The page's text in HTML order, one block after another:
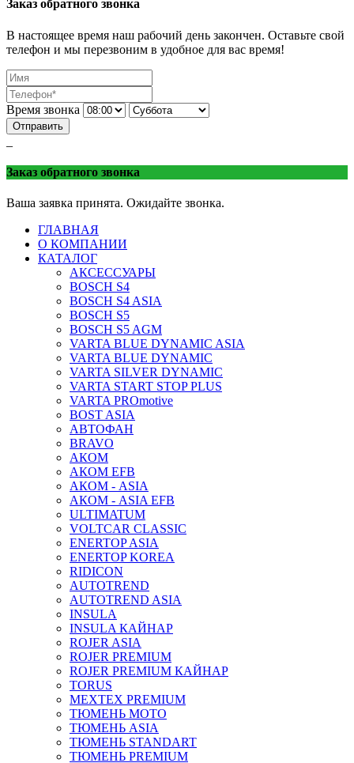
Заказ обратного звонка
В настоящее время наш рабочий день закончен. Оставьте свой
телефон и мы перезвоним в удобное для вас время!
Время звонка
Отправить
Заказ обратного звонка
Ваша заявка принята. Ожидайте звонка.
ГЛАВНАЯ
О КОМПАНИИ
КАТАЛОГ
АКСЕССУАРЫ
BOSCH S4
BOSCH S4 ASIA
BOSCH S5
BOSCH S5 AGM
VARTA BLUE DYNAMIC ASIA
VARTA BLUE DYNAMIC
VARTA SILVER DYNAMIC
VARTA START STOP PLUS
VARTA PROmotive
BOST ASIA
АВТОФАН
BRAVO
АКОМ
АКОМ EFB
АКОМ - ASIA
АКОМ - ASIA EFB
ULTIMATUM
VOLTCAR CLASSIC
ENERTOP ASIA
ENERTOP KOREA
RIDICON
AUTOTREND
AUTOTREND ASIA
INSULA
INSULA КАЙНАР
ROJER ASIA
ROJER PREMIUM
ROJER PREMIUM КАЙНАР
TORUS
MEXTEX PREMIUM
ТЮМЕНЬ МОТО
ТЮМЕНЬ ASIA
ТЮМЕНЬ STANDART
ТЮМЕНЬ PREMIUM